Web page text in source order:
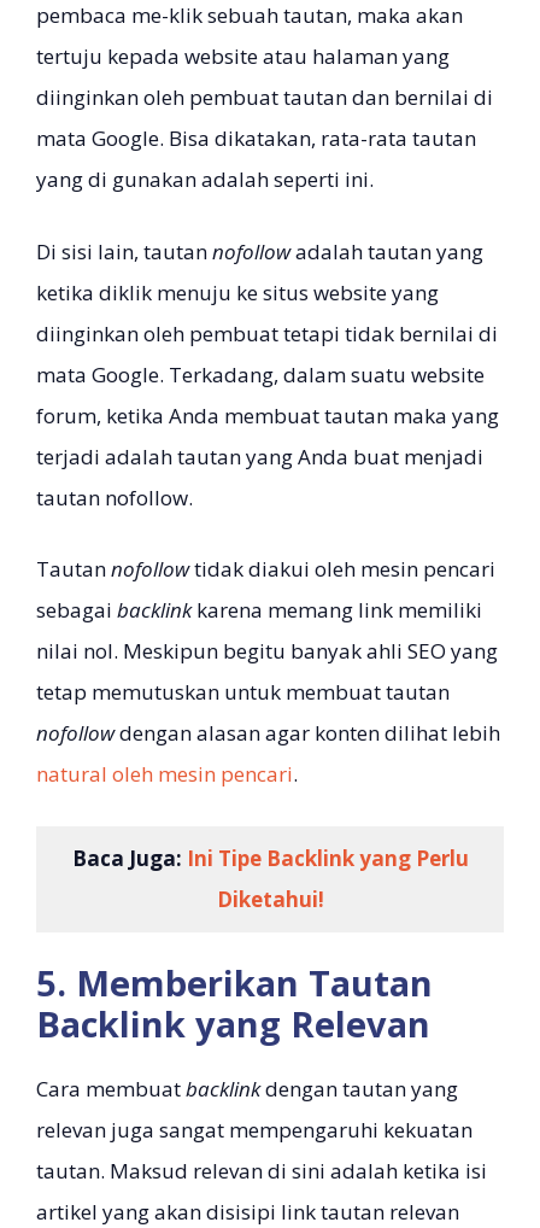
pembaca me-klik sebuah tautan, maka akan
tertuju kepada website atau halaman yang
diinginkan oleh pembuat tautan dan bernilai di
mata Google. Bisa dikatakan, rata-rata tautan
yang di gunakan adalah seperti ini.
Di sisi lain, tautannofollowadalah tautan yang
ketika diklik menuju ke situs website yang
diinginkan oleh pembuat tetapi tidak bernilai di
mata Google. Terkadang, dalam suatu website
forum, ketika Anda membuat tautan maka yang
terjadi adalah tautan yang Anda buat menjadi
tautan nofollow.
Tautannofollowtidak diakui oleh mesin pencari
sebagai backlinkkarena memang link memiliki
nilai nol. Meskipun begitu banyak ahli SEO yang
tetap memutuskan untuk membuat tautan
nofollowdengan alasan agar konten dilihat lebih
natural oleh mesin pencari.
Baca Juga: Ini Tipe Backlink yang Perlu
Diketahui!
5. Memberikan Tautan
Backlink yang Relevan
Cara membuatbacklinkdengan tautan yang
relevan juga sangat mempengaruhi kekuatan
tautan. Maksud relevan di sini adalah ketika isi
artikel yang akan disisipi link tautan relevan